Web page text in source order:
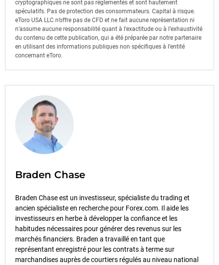
cryptographiques ne sont pas réglementés et sont hautement
spéculatifs. Pas de protection des consommateurs. Capital à risque.
eToro USA LLC n’offre pas de CFD et ne fait aucune représentation ni
n’assume aucune responsabilité quant à l’exactitude ou à l’exhaustivité
du contenu de cette publication, qui a été préparée par notre partenaire
en utilisant des informations publiques non spécifiques à l’entité
concernant eToro.
Braden Chase
Braden Chase est un investisseur, spécialiste du trading et
ancien spécialiste en recherche pour Forex.com. Il aide les
investisseurs en herbe à développer la confiance et les
habitudes nécessaires pour générer des revenus sur les
marchés financiers. Braden a travaillé en tant que
représentant enregistré pour les contrats à terme sur
marchandises auprès de courtiers régulés au niveau national